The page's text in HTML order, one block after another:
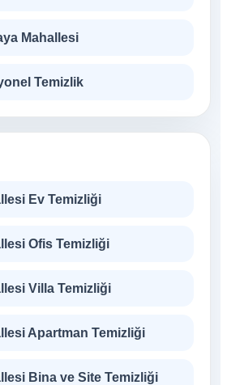
Mahallesi
Temizlik
Ev Temizliği
Ofis Temizliği
Villa Temizliği
Apartman Temizliği
Bina ve Site Temizliği